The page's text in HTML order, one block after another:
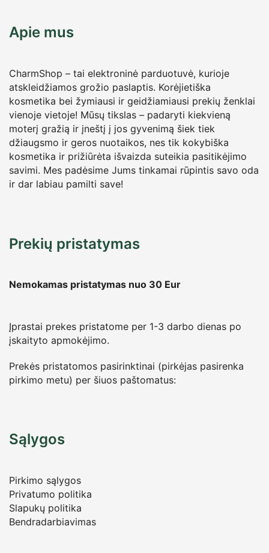
Apie mus
CharmShop – tai elektroninė parduotuvė, kurioje
atskleidžiamos grožio paslaptis. Korėjietiška
kosmetika bei žymiausi ir geidžiamiausi prekių ženklai
vienoje vietoje! Mūsų tikslas – padaryti kiekvieną
moterį gražią ir įneštį į jos gyvenimą šiek tiek
džiaugsmo ir geros nuotaikos, nes tik kokybiška
kosmetika ir prižiūrėta išvaizda suteikia pasitikėjimo
savimi. Mes padėsime Jums tinkamai rūpintis savo oda
ir dar labiau pamilti save!
Prekių pristatymas
Nemokamas pristatymas nuo 30 Eur
Įprastai prekes pristatome per 1-3 darbo dienas po
įskaityto apmokėjimo.
Prekės pristatomos pasirinktinai (pirkėjas pasirenka
pirkimo metu) per šiuos paštomatus:
Sąlygos
Pirkimo sąlygos
Privatumo politika
Slapukų politika
Bendradarbiavimas